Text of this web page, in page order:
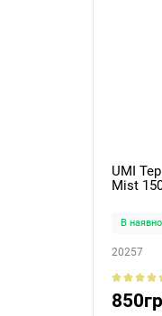
UMI
Mist
В
20257